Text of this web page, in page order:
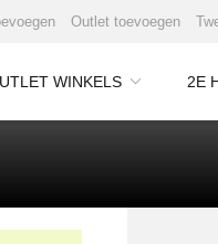
Outlet toevoegen
WINKELS 2E